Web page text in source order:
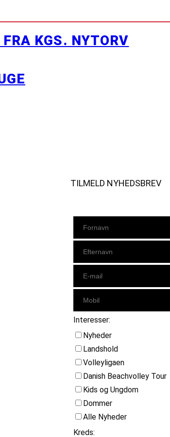
KGS. NYTORV
TILMELD NYHEDSBREV
Interesser:
Nyheder
Landshold
Volleyligaen
Danish Beachvolley Tour
Kids og Ungdom
Dommer
Alle Nyheder
Kreds: